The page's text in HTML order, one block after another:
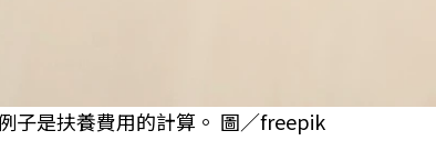
子是扶養費用的計算。 圖／freepik